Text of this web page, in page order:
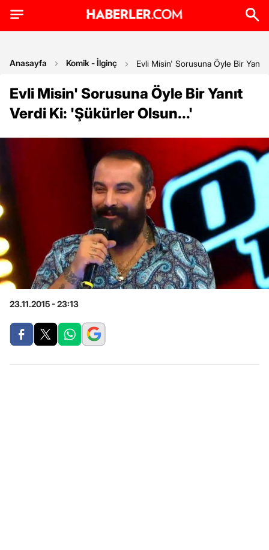
Anasayfa Komik - İlginç Evli Misin' Sorusuna Öyle Bir
Evli Misin' Sorusuna Öyle Bir Yanıt
Verdi Ki: 'Şükürler Olsun...'
23.11.2015 - 23:13